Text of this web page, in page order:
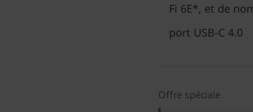
Fi 6E*, et de
port USB-C 4.0
Offre spéciale